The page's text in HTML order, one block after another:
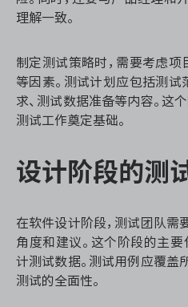
ONES 资讯
理解一致。
制定测试策略时，需要考虑项
等因素。测试计划应包括测试
求、测试数据准备等内容。这
测试工作奠定基础。
设计阶段的测
在软件设计阶段，测试团队需
角度和建议。这个阶段的主
计测试数据。测试用例应覆盖
测试的全面性。